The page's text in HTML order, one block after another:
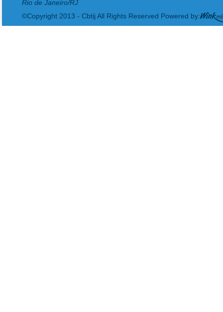
Rio de Janeiro/RJ
©Copyright 2013 - Cbtij All Rights Reserved Powered by: